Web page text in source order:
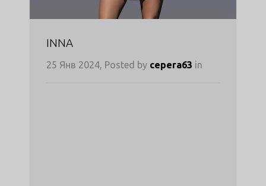
INNA
25 Янв 2024, Posted by cepera63 in